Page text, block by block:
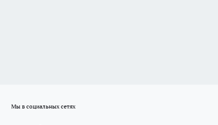
Мы в социальных сетях